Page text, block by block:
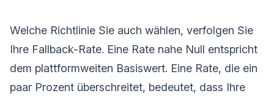
Welche Richtlinie Sie auch wählen, verfolgen Sie
Ihre Fallback-Rate. Eine Rate nahe Null entspricht
dem plattformweiten Basiswert. Eine Rate, die ein
paar Prozent überschreitet, bedeutet, dass Ihre